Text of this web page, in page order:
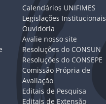
Calendários UNIFIMES
Legislações Institucionais
Ouvidoria
Avalie nosso site
Resoluções do CONSUN
Resoluções do CONSEPE
Comissão Própria de
Avaliação
Editais de Pesquisa
Editais de Extensão